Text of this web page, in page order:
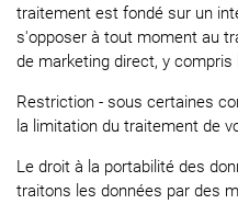
traitement est fondé sur un
s'opposer à tout moment au
de marketing direct, y compris
Restriction - sous certaines
la limitation du traitement de
Le droit à la portabilité des
traitons les données par des